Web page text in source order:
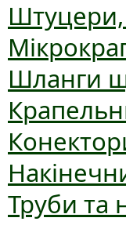
Штуцери,
Шланги
Труби та